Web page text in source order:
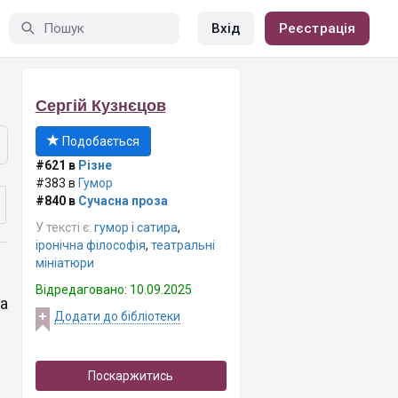
Вхід Реєстрація
Сергій Кузнєцов
Подобається
#621 в Різне
#383 в Гумор
#840 в Сучасна проза
У тексті є: гумор і сатира,
іронічна філософія, театральні
мініатюри
Відредаговано: 10.09.2025
Додати до бібліотеки
Поскаржитись